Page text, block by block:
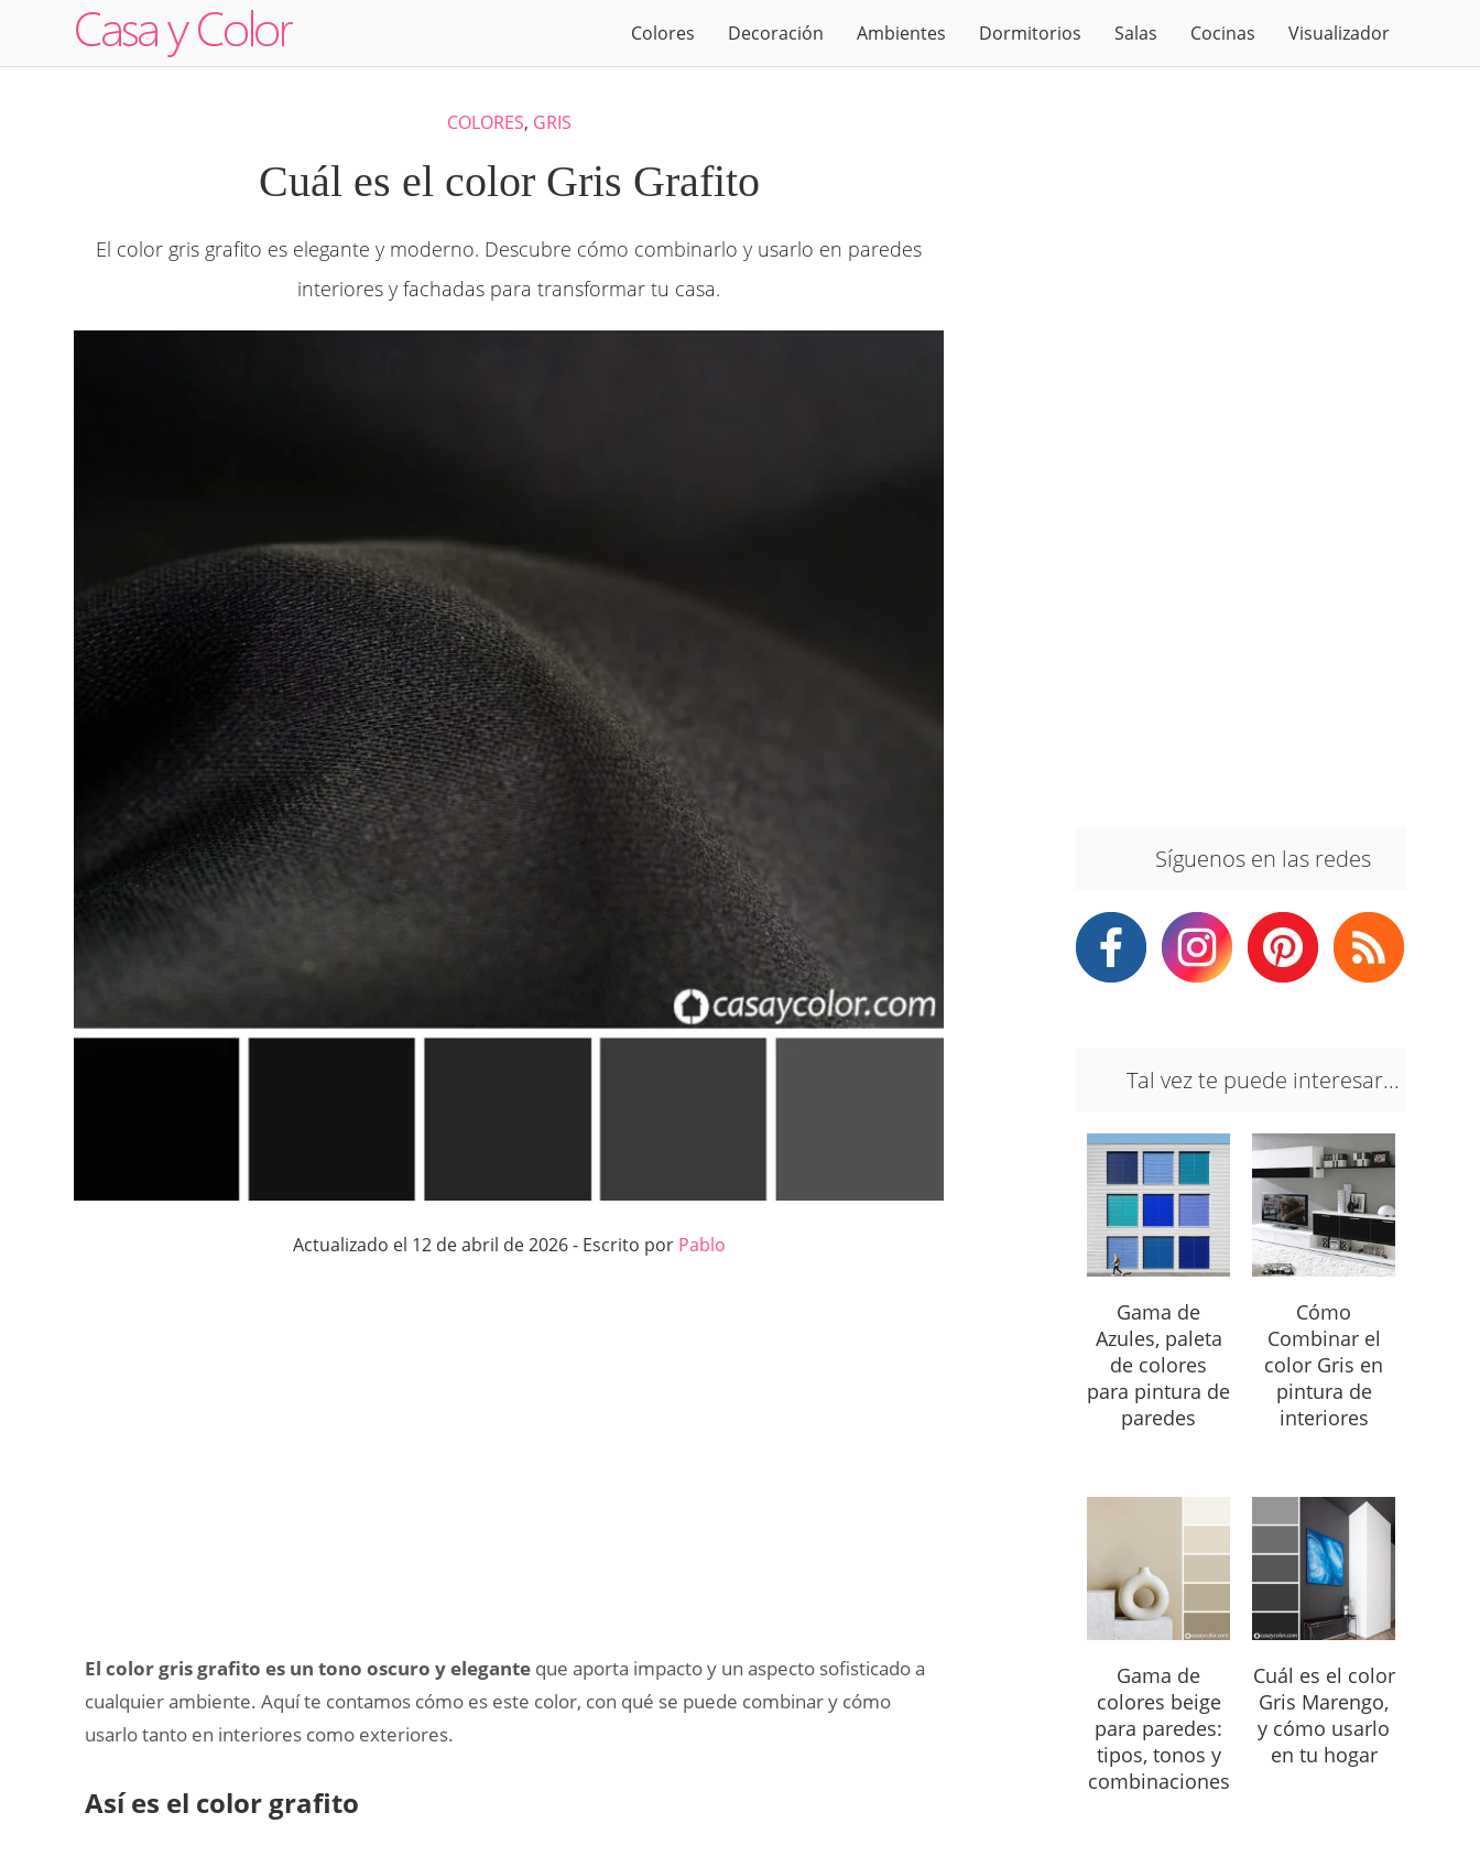
Colores Decoración Ambientes Dormitorios Salas Cocinas Visualizador
COLORES, GRIS
Cuál es el color Gris Grafito
El color gris grafito es elegante y moderno. Descubre cómo combinarlo y usarlo en paredes
interiores y fachadas para transformar tu casa.
Actualizado el 12 de abril de 2026 - Escrito por Pablo
El color gris grafito es un tono oscuro y elegante que aporta impacto y un aspecto sofisticado a
cualquier ambiente. Aquí te contamos cómo es este color, con qué se puede combinar y cómo
usarlo tanto en interiores como exteriores.
Así es el color grafito
Síguenos en las redes
Tal vez te puede interesar...
Gama de
Azules, paleta
de colores
para pintura de
paredes
Cómo
Combinar el
color Gris en
pintura de
interiores
Gama de
colores beige
para paredes:
tipos, tonos y
combinaciones
Cuál es el color
Gris Marengo,
y cómo usarlo
en tu hogar